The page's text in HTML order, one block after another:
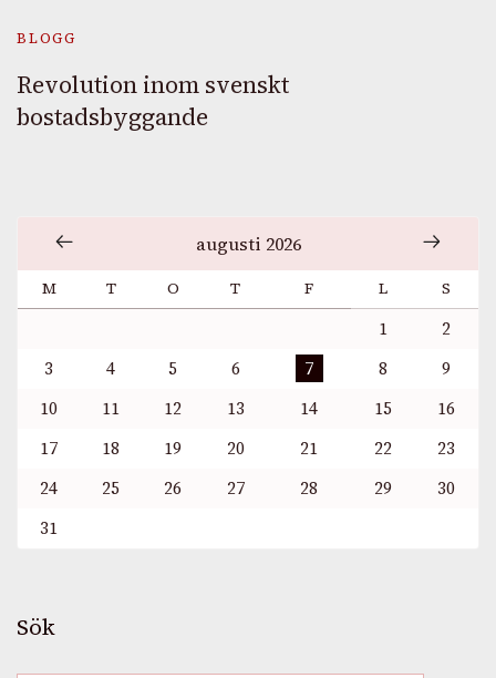
BLOGG
Revolution inom svenskt
bostadsbyggande
augusti 2026
M T O T F L S
1
2
3
4 5 6 7 8
9
10
11 12 13 14 15
16
17
18 19 20 21 22
23
24
25 26 27 28 29
30
31
Sök